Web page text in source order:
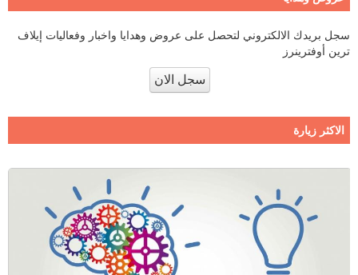
سجل بريدك الالكتروني لتحصل على عروض وهدايا واخبار وفعاليات إيلاف
ترين أوفترينرز
سجل الان
الاكثر زيارة